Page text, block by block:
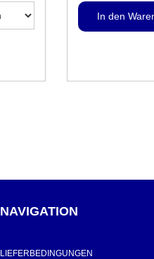
NAVIGATION
LIEFERBEDINGUNGEN